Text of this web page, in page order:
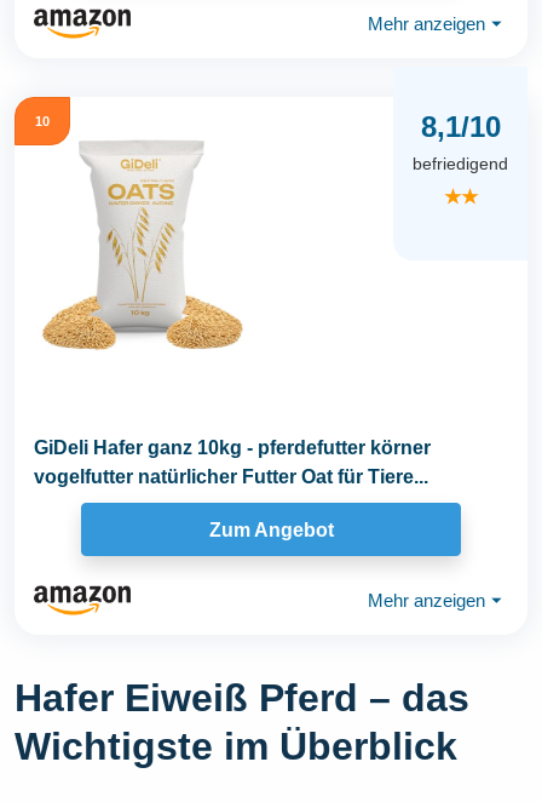
Mehr anzeigen ⏷
10 8,1/10
befriedigend
★★
GiDeli Hafer ganz 10kg - pferdefutter körner
vogelfutter natürlicher Futter Oat für Tiere...
Zum Angebot
Mehr anzeigen ⏷
Hafer Eiweiß Pferd – das
Wichtigste im Überblick